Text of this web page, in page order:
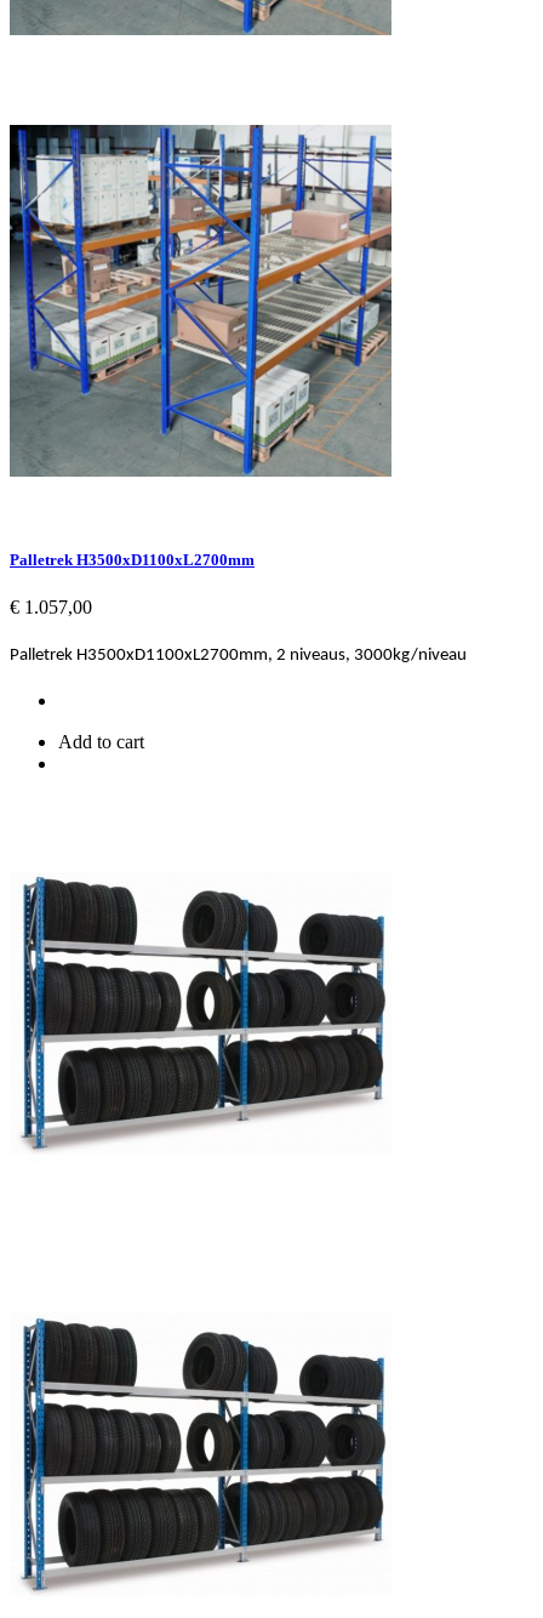
Palletrek H3500xD1100xL2700mm
Prijs
€ 1.057,00
Palletrek H3500xD1100xL2700mm, 2 niveaus, 3000kg/niveau
Add to cart